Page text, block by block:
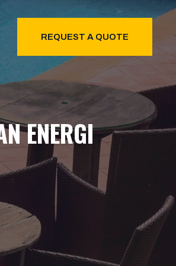
REQUEST A QUOTE
ENERGI